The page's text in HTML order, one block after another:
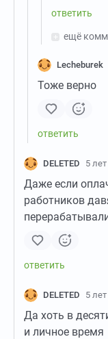
ещё
Lecheburek
Тоже верно
DELETED 5
Даже если
работников
DELETED 5
Да хоть в
и личное время